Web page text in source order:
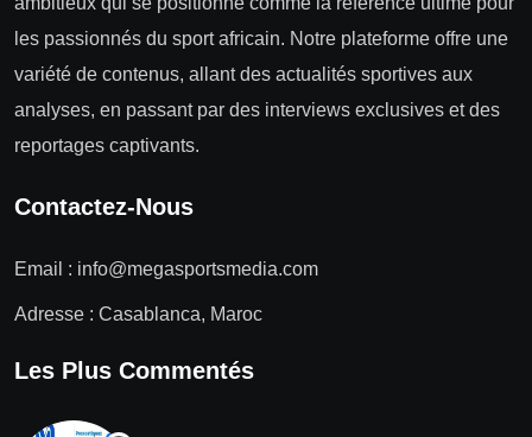
les passionnés du sport africain. Notre plateforme offre une
variété de contenus, allant des actualités sportives aux
analyses, en passant par des interviews exclusives et des
reportages captivants.
Contactez-Nous
Email : info@megasportsmedia.com
Adresse : Casablanca, Maroc
Les Plus Commentés